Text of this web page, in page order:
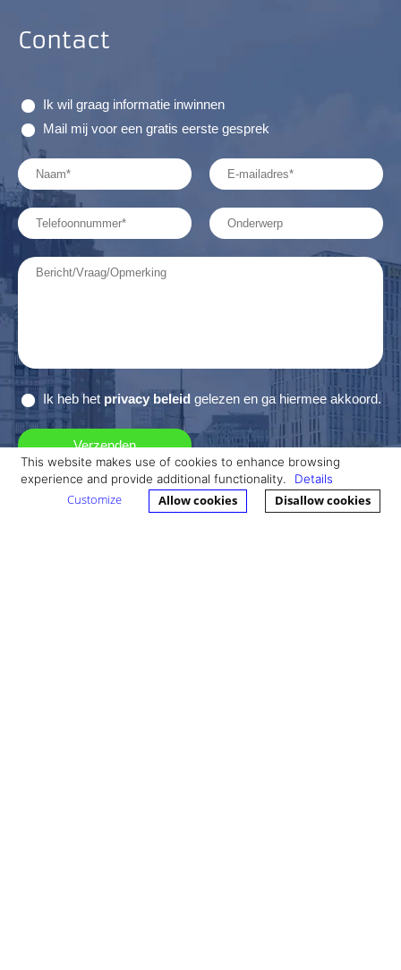
Contact
Ik wil graag informatie inwinnen
Mail mij voor een gratis eerste gesprek
Ik heb het privacy beleid gelezen en ga hiermee akkoord.
Bedrijfsadvocaat- Avinci Advocaten
This website makes use of cookies to enhance browsing
experience and provide additional functionality.
Details
Disallow cookies
Allow cookies
Customize